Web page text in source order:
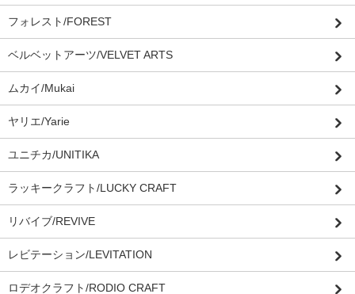
フォレスト/FOREST
ベルベットアーツ/VELVET ARTS
ムカイ/Mukai
ヤリエ/Yarie
ユニチカ/UNITIKA
ラッキークラフト/LUCKY CRAFT
リバイブ/REVIVE
レビテーション/LEVITATION
ロデオクラフト/RODIO CRAFT